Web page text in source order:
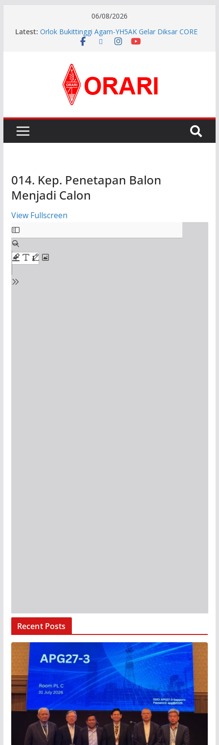
06/08/2026
Latest: Orlok Bukittinggi Agam-YH5AK Gelar Diksar CORE
dan Manajemen Bencana Tahap ke II
Aftiyedi Dalimunthe (YC5NNF) Resmi Pimpin ORARI
Lokal Bengkalis 2026–2029, Dikukuhkan Langsung
Ketua Orari Daerah Riau
Perkokoh Sinergi Amatir Radio, Ketua Orari Daerah
Pererat Silaturahmi, Pengurus Baru ORARI Riau
Audiensi dan Siap Bersinergi dengan Diskominfotik
014. Kep. Penetapan Balon
Menjadi Calon
View Fullscreen
Recent Posts